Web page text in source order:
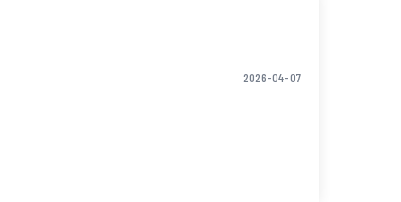
2026-04-07